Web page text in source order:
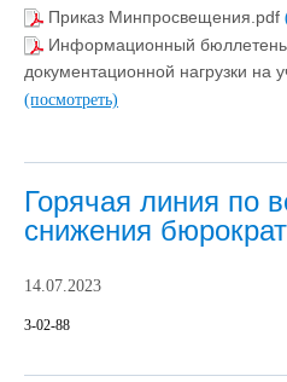
Приказ Минпросвещения.pdf
Информационный
документационной нагрузки на
(посмотреть)
Горячая линия по
снижения
14.07.2023
3-02-88